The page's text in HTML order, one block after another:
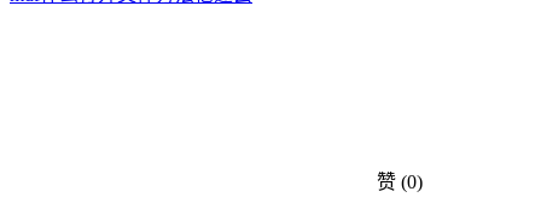
赞 (0)